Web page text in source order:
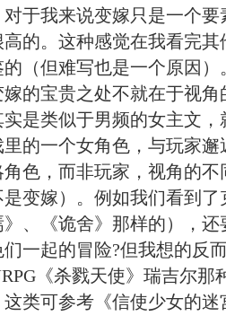
于我来说变嫁只是一个
的。这种感觉在我看完
（但难写也是一个原因
的宝贵之处不就在于视
是类似于男频的女主文
的一个女角色，与玩家邂
色，而非玩家，视角的
变嫁）。例如我们看到
、《诡舍》那样的），
一起的冒险?但我想的反
《杀戮天使》瑞吉尔那
类可参考《信使少女的